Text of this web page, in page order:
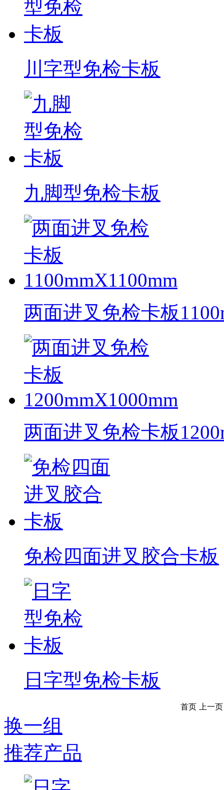
川字型免检卡板
九脚型免检卡板
两面进叉免检卡板
两面进叉免检卡板
免检四面进叉胶合卡板
日字型免检卡板
首页 上一页
换一组
推荐产品